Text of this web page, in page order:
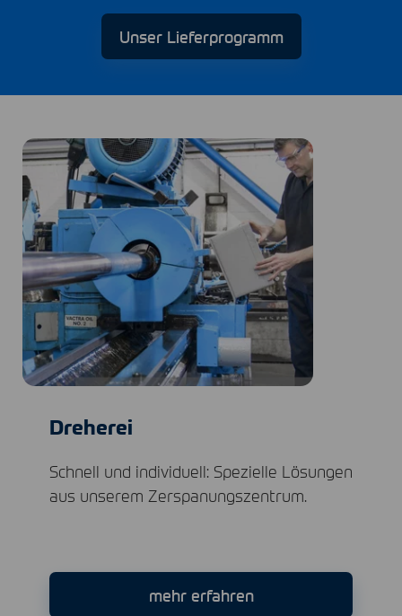
Unser Lieferprogramm
Dreherei
Schnell und individuell: Spezielle Lösungen
aus unserem Zerspanungszentrum.
mehr erfahren